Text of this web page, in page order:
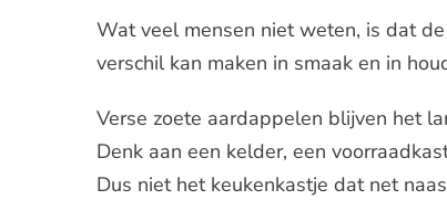
Wat veel mensen niet weten, is dat
verschil kan maken in smaak en in
Verse zoete aardappelen blijven het
Denk aan een kelder, een
Dus niet het keukenkastje dat net